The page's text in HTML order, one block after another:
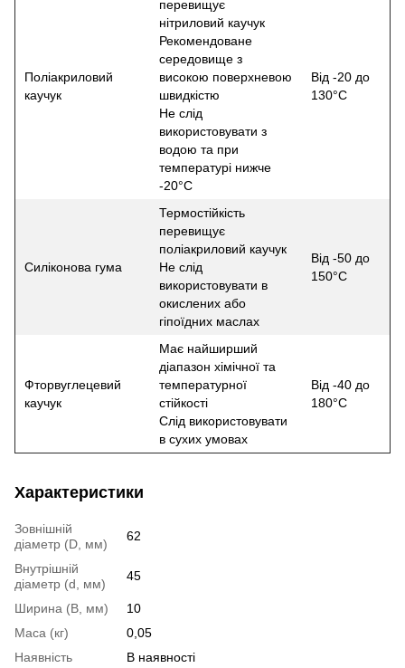
Поліакриловий
каучук
перевищує
нітриловий каучук
Рекомендоване
середовище з
високою поверхневою
швидкістю
Не слід
використовувати з
водою та при
температурі нижче
-20°С
Від -20 до
130°С
Силіконова гума
Термостійкість
перевищує
поліакриловий каучук
Не слід
використовувати в
окислених або
гіпоїдних маслах
Від -50 до
150°С
Фторвуглецевий
каучук
Має найширший
діапазон хімічної та
температурної
стійкості
Слід використовувати
в сухих умовах
Від -40 до
180°С
Характеристики
Зовнішній
діаметр (D, мм)
62
Внутрішній
діаметр (d, мм)
45
Ширина (B, мм)
10
Маса (кг)
0,05
Наявність
В наявності